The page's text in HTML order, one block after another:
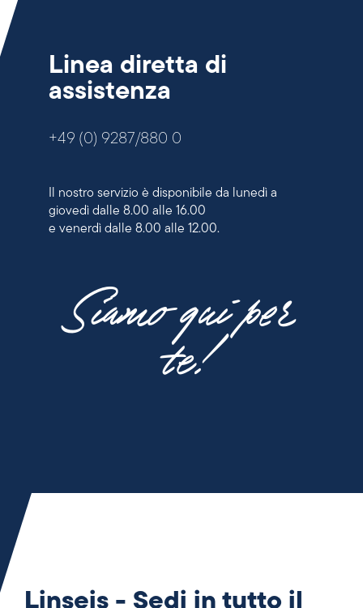
Linea diretta di
assistenza
+49 (0) 9287/880 0
Il nostro servizio è disponibile da lunedì a
giovedì dalle 8.00 alle 16.00
e venerdì dalle 8.00 alle 12.00.
Siamo qui per
te!
Linseis - Sedi in tutto il